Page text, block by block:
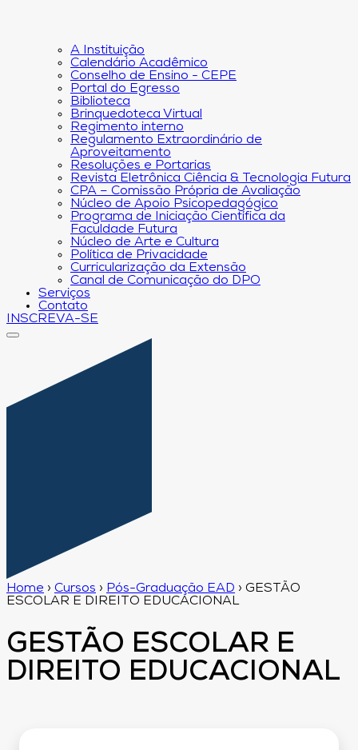
A Instituição
Calendário Acadêmico
Conselho de Ensino - CEPE
Portal do Egresso
Biblioteca
Brinquedoteca Virtual
Regimento interno
Regulamento Extraordinário de
Aproveitamento
Resoluções e Portarias
Revista Eletrônica Ciência & Tecnologia Futura
CPA – Comissão Própria de Avaliação
Núcleo de Apoio Psicopedagógico
Programa de Iniciação Científica da
Faculdade Futura
Núcleo de Arte e Cultura
Política de Privacidade
Curricularização da Extensão
Canal de Comunicação do DPO
Serviços
Contato
INSCREVA-SE
Home › Cursos › Pós-Graduação EAD › GESTÃO
ESCOLAR E DIREITO EDUCACIONAL
GESTÃO ESCOLAR E
DIREITO EDUCACIONAL